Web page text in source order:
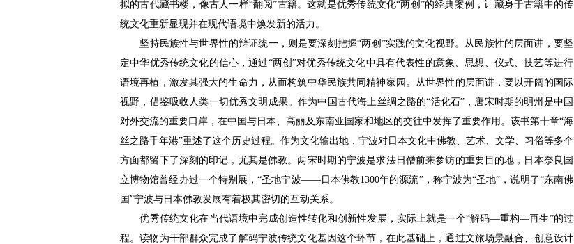
拟的古代藏书楼，像古人一样“翻阅”古籍。这就是优秀传统文化“两创”的经典案例，让藏身于古籍中的传
统文化重新显现并在现代语境中焕发新的活力。
坚持民族性与世界性的辩证统一，则是要深刻把握“两创”实践的文化视野。从民族性的层面讲，要坚
定中华优秀传统文化的信心，通过“两创”对优秀传统文化中具有代表性的意象、思想、仪式、技艺等进行
语境再植，激发其强大的生命力，从而构筑中华民族共同精神家园。从世界性的层面讲，要以开阔的国际
视野，借鉴吸收人类一切优秀文明成果。作为中国古代海上丝绸之路的“活化石”，唐宋时期的明州是中国
对外交流的重要口岸，在中国与日本、高丽及东南亚国家和地区的交往中发挥了重要作用。该书第十章“海
丝之路千年港”重述了这个历史过程。作为文化输出地，宁波对日本文化中佛教、艺术、文学、习俗等多个
方面都留下了深刻的印记，尤其是佛教。两宋时期的宁波是求法日僧前来参访的重要目的地，日本奈良国
立博物馆曾经办过一个特别展，“圣地宁波——日本佛教1300年的源流”，称宁波为“圣地”，说明了“东南佛
国”宁波与日本佛教发展有着极其密切的互动关系。
优秀传统文化在当代语境中完成创造性转化和创新性发展，实际上就是一个“解码—重构—再生”的过
程。读物为干部群众完成了解码宁波传统文化基因这个环节，在此基础上，通过文旅场景融合、创意设计